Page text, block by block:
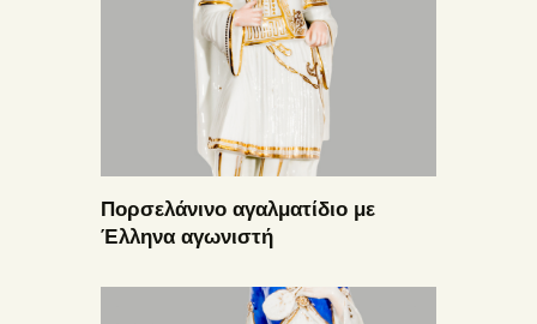
Πορσελάνινο αγαλματίδιο με
Έλληνα αγωνιστή